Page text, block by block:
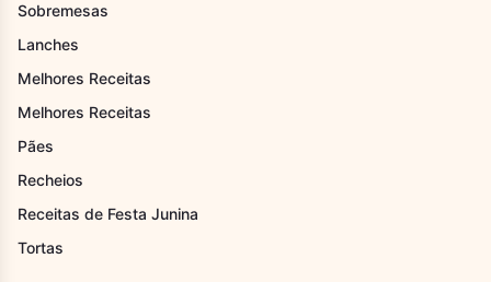
Sobremesas
Lanches
Melhores Receitas
Melhores Receitas
Pães
Recheios
Receitas de Festa Junina
Tortas